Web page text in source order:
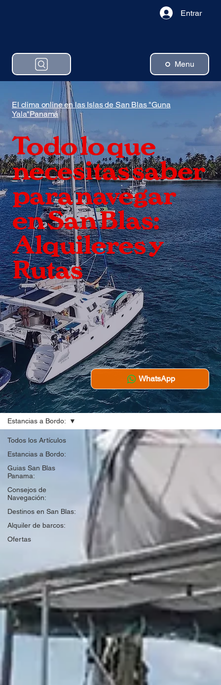
Menu
Entrar
El clima online en las Islas de San Blas "Guna
Yala"Panamá
Todo lo que
necesitas saber
para navegar
en San Blas:
Alquileres y
Rutas
WhatsApp
Todos los Artículos
Estancias a Bordo:
Guias San Blas
Panama:
Consejos de
Navegación:
Destinos en San Blas:
Alquiler de barcos:
Ofertas
Estancias a Bordo: